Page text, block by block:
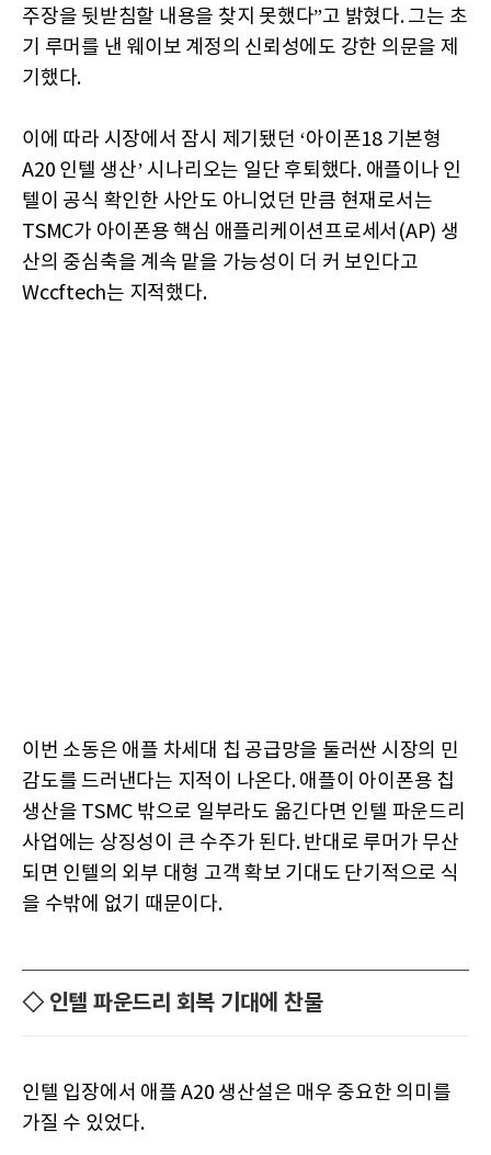
주장을 뒷받침할 내용을 찾지 못했다”고 밝혔다. 그는 초
기 루머를 낸 웨이보 계정의 신뢰성에도 강한 의문을 제
기했다.
이에 따라 시장에서 잠시 제기됐던 ‘아이폰18 기본형
A20 인텔 생산’ 시나리오는 일단 후퇴했다. 애플이나 인
텔이 공식 확인한 사안도 아니었던 만큼 현재로서는
TSMC가 아이폰용 핵심 애플리케이션프로세서(AP) 생
산의 중심축을 계속 맡을 가능성이 더 커 보인다고
Wccftech는 지적했다.
이번 소동은 애플 차세대 칩 공급망을 둘러싼 시장의 민
감도를 드러낸다는 지적이 나온다. 애플이 아이폰용 칩
생산을 TSMC 밖으로 일부라도 옮긴다면 인텔 파운드리
사업에는 상징성이 큰 수주가 된다. 반대로 루머가 무산
되면 인텔의 외부 대형 고객 확보 기대도 단기적으로 식
을 수밖에 없기 때문이다.
◇ 인텔 파운드리 회복 기대에 찬물
인텔 입장에서 애플 A20 생산설은 매우 중요한 의미를
가질 수 있었다.